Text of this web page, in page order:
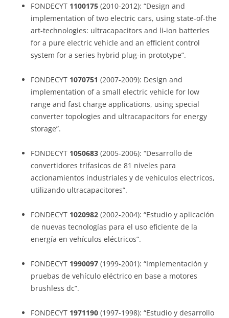
FONDECYT 1100175 (2010-2012): “Design and
implementation of two electric cars, using state-of-the
art-technologies: ultracapacitors and li-ion batteries
for a pure electric vehicle and an efficient control
system for a series hybrid plug-in prototype”.
FONDECYT 1070751 (2007-2009): Design and
implementation of a small electric vehicle for low
range and fast charge applications, using special
converter topologies and ultracapacitors for energy
storage”.
FONDECYT 1050683 (2005-2006): “Desarrollo de
convertidores trifasicos de 81 niveles para
accionamientos industriales y de vehiculos electricos,
utilizando ultracapacitores”.
FONDECYT 1020982 (2002-2004): “Estudio y aplicación
de nuevas tecnologías para el uso eficiente de la
energía en vehículos eléctricos”.
FONDECYT 1990097 (1999-2001): “Implementación y
pruebas de vehículo eléctrico en base a motores
brushless dc”.
FONDECYT 1971190 (1997-1998): “Estudio y desarrollo